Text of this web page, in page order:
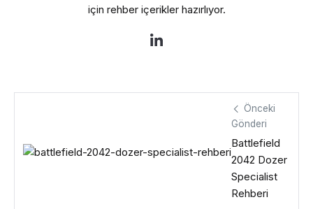
için rehber içerikler hazırlıyor.
Önceki
Gönderi
Battlefield
2042 Dozer
Specialist
Rehberi